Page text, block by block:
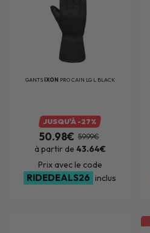
GANTSIXON PRO CAIN LG L BLACK
JUSQU'À -27%
50.98€ 59.99€
à partir de 43.64€
Prix avec le code
RIDEDEALS26 inclus